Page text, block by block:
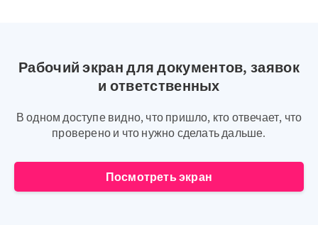
Рабочий экран для документов, заявок
и ответственных
В одном доступе видно, что пришло, кто отвечает, что
проверено и что нужно сделать дальше.
Посмотреть экран